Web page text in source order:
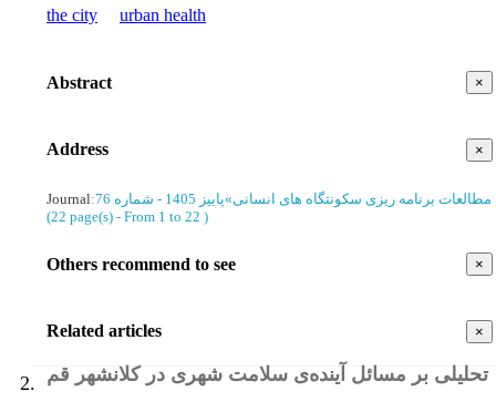
the city
urban health
×
Abstract
×
Address
Journal: مطالعات برنامه ریزی سکونتگاه های انسانی»پاییز 1405 - شماره 76
(‎22 page(s) - From 1 to 22 )
×
Others recommend to see
×
Related articles
2.
تحلیلی بر مسائل آینده‌ی سلامت شهری در کلانشهر قم